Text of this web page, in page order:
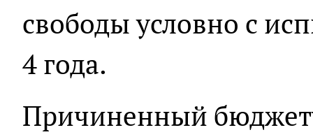
свободы условно с
4 года.
Причиненный